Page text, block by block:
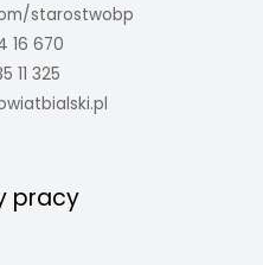
starostwobp
16 670
11 325
pracy